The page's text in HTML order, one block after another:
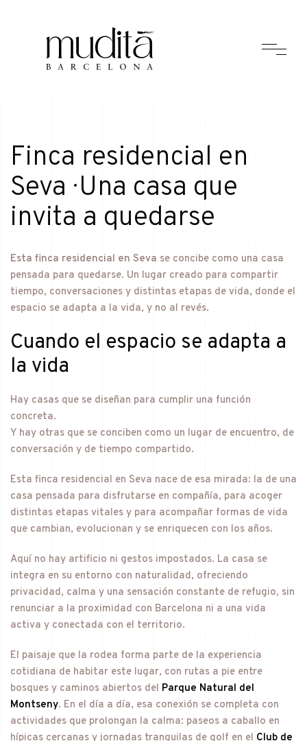
Finca residencial en
Seva · Una casa que
invita a quedarse
Esta finca residencial en Seva se concibe como una casa
pensada para quedarse. Un lugar creado para compartir
tiempo, conversaciones y distintas etapas de vida, donde el
espacio se adapta a la vida, y no al revés.
Cuando el espacio se adapta a
la vida
Hay casas que se diseñan para cumplir una función
concreta.
Y hay otras que se conciben como un lugar de encuentro, de
conversación y de tiempo compartido.
Esta finca residencial en Seva nace de esa mirada: la de una
casa pensada para disfrutarse en compañía, para acoger
distintas etapas vitales y para acompañar formas de vida
que cambian, evolucionan y se enriquecen con los años.
Aquí no hay artificio ni gestos impostados. La casa se
integra en su entorno con naturalidad, ofreciendo
privacidad, calma y una sensación constante de refugio, sin
renunciar a la proximidad con Barcelona ni a una vida
activa y conectada con el territorio.
El paisaje que la rodea forma parte de la experiencia
cotidiana de habitar este lugar, con rutas a pie entre
bosques y caminos abiertos del Parque Natural del
Montseny. En el día a día, esa conexión se completa con
actividades que prolongan la calma: paseos a caballo en
hípicas cercanas y jornadas tranquilas de golf en el Club de